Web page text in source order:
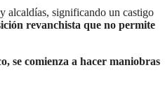
alcaldías, significando un castigo
revanchista que no permite
se comienza a hacer maniobras